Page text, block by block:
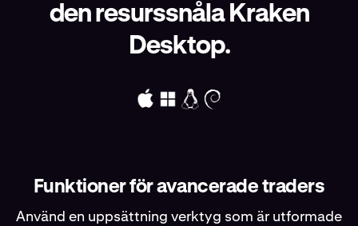
den resurssnåla Kraken
Desktop.
Funktioner för avancerade traders
Använd en uppsättning verktyg som är utformade